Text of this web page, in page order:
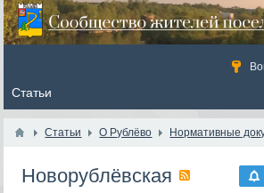
Статьи О Рублёво Нормативные
Новорублёвская